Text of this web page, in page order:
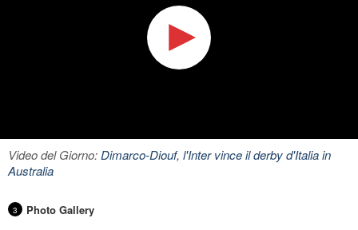
Video del Giorno:Dimarco-Diouf, l'Inter vince il derby d'Italia in
Australia
3 Photo Gallery